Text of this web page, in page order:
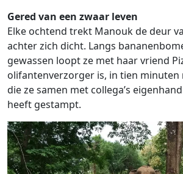
Gered van een zwaar leven
Elke ochtend trekt Manouk de deur
achter zich dicht. Langs
gewassen loopt ze met haar vriend
olifantenverzorger is, in tien minuten
die ze samen met collega’s
heeft gestampt.